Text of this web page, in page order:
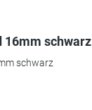
16mm schwarz
schwarz